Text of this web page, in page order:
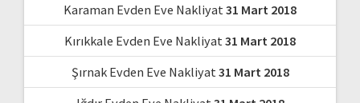
Karaman Evden Eve Nakliyat31 Mart 2018
Kırıkkale Evden Eve Nakliyat31 Mart 2018
Şırnak Evden Eve Nakliyat31 Mart 2018